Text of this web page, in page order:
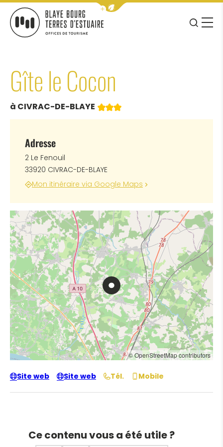
Afficher la barre de navigation
JE
MENU
Gîte le Cocon
à CIVRAC-DE-BLAYE 3 étoiles
Adresse
2 Le Fenouil
33920 CIVRAC-DE-BLAYE
Mon itinéraire via Google Maps
© OpenStreetMap contributors
Site web Site web Tél. Mobile
Ce contenu vous a été utile ?